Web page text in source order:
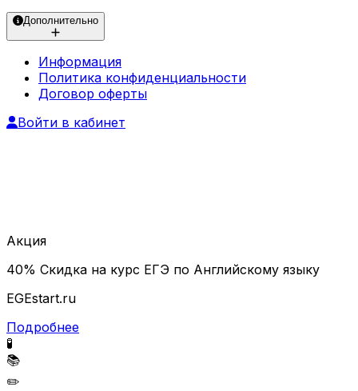
Дополнительно
Информация
Политика конфиденциальности
Договор оферты
Войти в кабинет
Акция
40% Скидка на курс ЕГЭ по Английскому языку
EGEstart.ru
Подробнее
🧪
📚
✏️